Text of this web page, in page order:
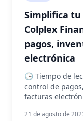
Simplifica
Colplex
pagos,
electrónica
🕒 Tiempo de
control de
facturas
21 de agosto de